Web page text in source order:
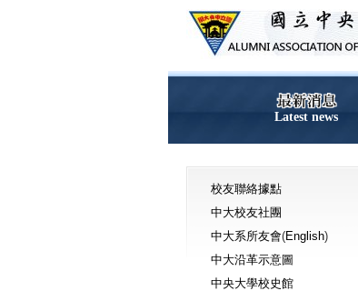
Latest news
校友聯絡據點
中大校友社團
中大系所友會(English)
中大沿革示意圖
中央大學校史館